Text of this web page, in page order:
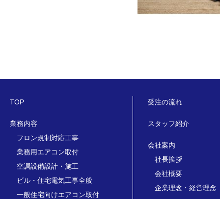
TOP
業務内容
フロン規制対応工事
業務用エアコン取付
空調設備設計・施工
ビル・住宅電気工事全般
一般住宅向けエアコン取付
受注の流れ
スタッフ紹介
会社案内
社長挨拶
会社概要
企業理念・経営理念